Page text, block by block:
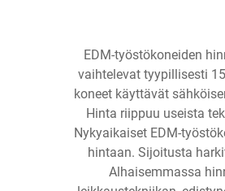
EDM-työstökoneiden
vaihtelevat tyypillisesti
koneet käyttävät
Hinta riippuu useista
Nykyaikaiset EDM-
hintaan. Sijoitusta
Alhaisemmassa